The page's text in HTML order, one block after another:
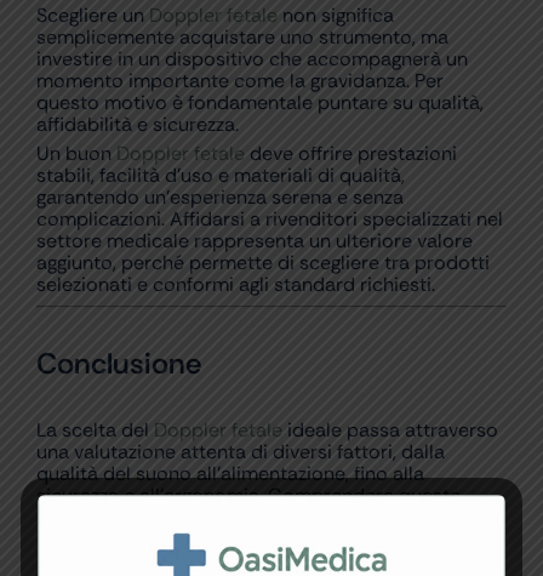
Scegliere un Doppler fetale non significa
semplicemente acquistare uno strumento, ma
investire in un dispositivo che accompagnerà un
momento importante come la gravidanza. Per
questo motivo è fondamentale puntare su qualità,
affidabilità e sicurezza.
Un buon Doppler fetale deve offrire prestazioni
stabili, facilità d’uso e materiali di qualità,
garantendo un’esperienza serena e senza
complicazioni. Affidarsi a rivenditori specializzati nel
settore medicale rappresenta un ulteriore valore
aggiunto, perché permette di scegliere tra prodotti
selezionati e conformi agli standard richiesti.
Conclusione
La scelta del Doppler fetale ideale passa attraverso
una valutazione attenta di diversi fattori, dalla
qualità del suono all’alimentazione, fino alla
sicurezza e all’ergonomia. Comprendere queste
e di individuare il dispositivo più adatto alle proprie